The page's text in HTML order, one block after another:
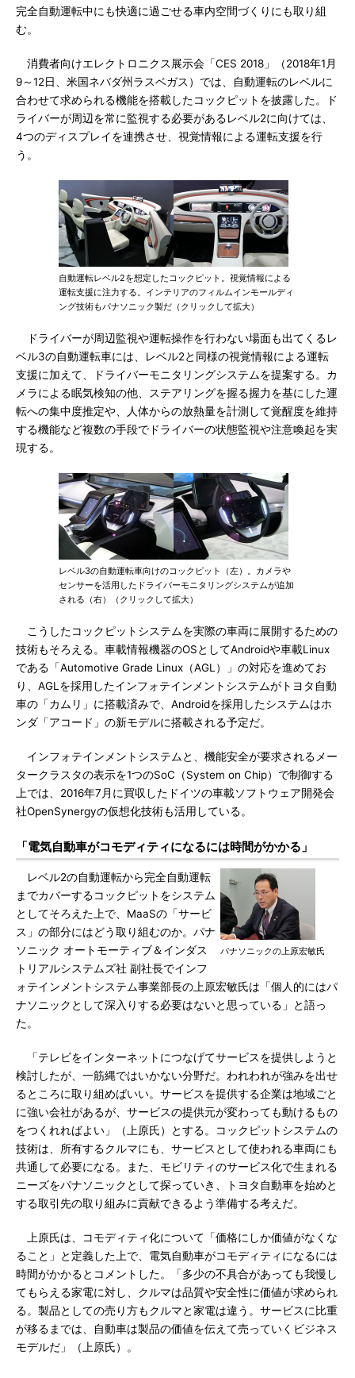
完全自動運転中にも快適に過ごせる車内空間づくりにも取り組
む。
消費者向けエレクトロニクス展示会「CES 2018」（2018年1月
9～12日、米国ネバダ州ラスベガス）では、自動運転のレベルに
合わせて求められる機能を搭載したコックピットを披露した。ド
ライバーが周辺を常に監視する必要があるレベル2に向けては、
4つのディスプレイを連携させ、視覚情報による運転支援を行
う。
自動運転レベル2を想定したコックピット。視覚情報による
運転支援に注力する。インテリアのフィルムインモールディ
ング技術もパナソニック製だ（クリックして拡大）
ドライバーが周辺監視や運転操作を行わない場面も出てくるレ
ベル3の自動運転車には、レベル2と同様の視覚情報による運転
支援に加えて、ドライバーモニタリングシステムを提案する。カ
メラによる眠気検知の他、ステアリングを握る握力を基にした運
転への集中度推定や、人体からの放熱量を計測して覚醒度を維持
する機能など複数の手段でドライバーの状態監視や注意喚起を実
現する。
レベル3の自動運転車向けのコックピット（左）。カメラや
センサーを活用したドライバーモニタリングシステムが追加
される（右）（クリックして拡大）
こうしたコックピットシステムを実際の車両に展開するための
技術もそろえる。車載情報機器のOSとしてAndroidや車載Linux
である「Automotive Grade Linux（AGL）」の対応を進めてお
り、AGLを採用したインフォテインメントシステムがトヨタ自動
車の「カムリ」に搭載済みで、Androidを採用したシステムはホ
ンダ「アコード」の新モデルに搭載される予定だ。
インフォテインメントシステムと、機能安全が要求されるメー
タークラスタの表示を1つのSoC（System on Chip）で制御する
上では、2016年7月に買収したドイツの車載ソフトウェア開発会
社OpenSynergyの仮想化技術も活用している。
「電気自動車がコモディティになるには時間がかかる」
パナソニックの上原宏敏氏
レベル2の自動運転から完全自動運転
までカバーするコックピットをシステム
としてそろえた上で、MaaSの「サービ
ス」の部分にはどう取り組むのか。パナ
ソニック オートモーティブ＆インダス
トリアルシステムズ社 副社長でインフ
ォテインメントシステム事業部長の上原宏敏氏は「個人的にはパ
ナソニックとして深入りする必要はないと思っている」と語っ
た。
「テレビをインターネットにつなげてサービスを提供しようと
検討したが、一筋縄ではいかない分野だ。われわれが強みを出せ
るところに取り組めばいい。サービスを提供する企業は地域ごと
に強い会社があるが、サービスの提供元が変わっても動けるもの
をつくれればよい」（上原氏）とする。コックピットシステムの
技術は、所有するクルマにも、サービスとして使われる車両にも
共通して必要になる。また、モビリティのサービス化で生まれる
ニーズをパナソニックとして探っていき、トヨタ自動車を始めと
する取引先の取り組みに貢献できるよう準備する考えだ。
上原氏は、コモディティ化について「価格にしか価値がなくな
ること」と定義した上で、電気自動車がコモディティになるには
時間がかかるとコメントした。「多少の不具合があっても我慢し
てもらえる家電に対し、クルマは品質や安全性に価値が求められ
る。製品としての売り方もクルマと家電は違う。サービスに比重
が移るまでは、自動車は製品の価値を伝えて売っていくビジネス
モデルだ」（上原氏）。